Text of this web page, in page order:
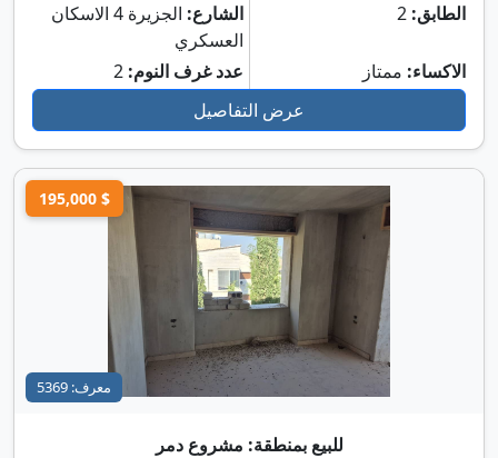
الشارع:
الجزيرة 4 الاسكان
العسكري
عدد غرف النوم: 2
الطابق:
الاكساء: ممتاز
عرض التفاصيل
195,000 $
معرف: 5369
للبيع بمنطقة: مشروع دمر